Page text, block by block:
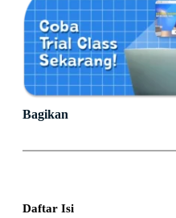
Bagikan
Daftar Isi